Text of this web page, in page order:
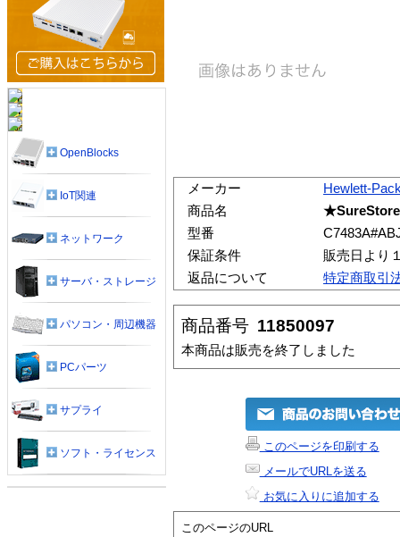
メーカー
Hewlett-
商品名
★SureStore
型番
保証条件
販売日より
返品について
特定商取引
商品番号 11850097
本商品は販売を終了しました
このページを印刷する
メールでURLを送る
お気に入りに追加する
このページのURL
OpenBlocks
IoT関連
ネットワーク
サーバ・ストレージ
パソコン・周辺機器
PCパーツ
サプライ
ソフト・ライセンス